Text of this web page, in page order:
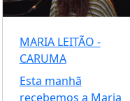
MARIA LEITÃO -
CARUMA
Esta manhã
recebemos a Maria